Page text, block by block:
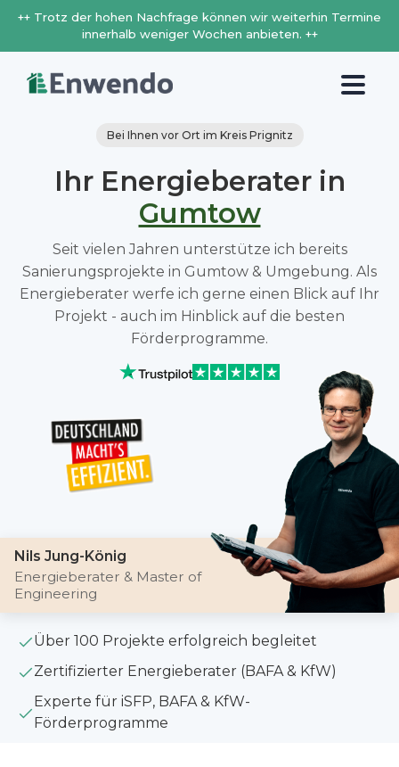
++ Trotz der hohen Nachfrage können wir weiterhin Termine
innerhalb weniger Wochen anbieten. ++
Bei Ihnen vor Ort im Kreis Prignitz
Ihr Energieberater in
Gumtow
Seit vielen Jahren unterstütze ich bereits
Sanierungsprojekte in Gumtow & Umgebung. Als
Energieberater werfe ich gerne einen Blick auf Ihr
Projekt - auch im Hinblick auf die besten
Förderprogramme.
Nils Jung-König
Energieberater & Master of
Engineering
Über 100 Projekte erfolgreich begleitet
Zertifizierter Energieberater (BAFA & KfW)
Experte für iSFP, BAFA & KfW-
Förderprogramme